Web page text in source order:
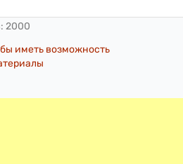
2000
иметь возможность